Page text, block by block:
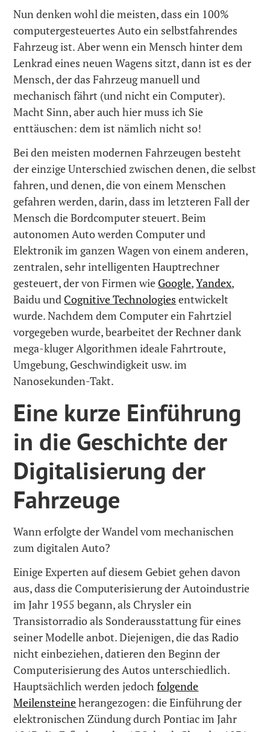
Nun denken wohl die meisten, dass ein 100%
computergesteuertes Auto ein selbstfahrendes
Fahrzeug ist. Aber wenn ein Mensch hinter dem
Lenkrad eines neuen Wagens sitzt, dann ist es der
Mensch, der das Fahrzeug manuell und
mechanisch fährt (und nicht ein Computer).
Macht Sinn, aber auch hier muss ich Sie
enttäuschen: dem ist nämlich nicht so!
Bei den meisten modernen Fahrzeugen besteht
der einzige Unterschied zwischen denen, die selbst
fahren, und denen, die von einem Menschen
gefahren werden, darin, dass im letzteren Fall der
Mensch die Bordcomputer steuert. Beim
autonomen Auto werden Computer und
Elektronik im ganzen Wagen von einem anderen,
zentralen, sehr intelligenten Hauptrechner
gesteuert, der von Firmen wie Google,Yandex,
Baidu und Cognitive Technologies entwickelt
wurde. Nachdem dem Computer ein Fahrtziel
vorgegeben wurde, bearbeitet der Rechner dank
mega-kluger Algorithmen ideale Fahrtroute,
Umgebung, Geschwindigkeit usw. im
Nanosekunden-Takt.
Eine kurze Einführung
in die Geschichte der
Digitalisierung der
Fahrzeuge
Wann erfolgte der Wandel vom mechanischen
zum digitalen Auto?
Einige Experten auf diesem Gebiet gehen davon
aus, dass die Computerisierung der Autoindustrie
im Jahr 1955 begann, als Chrysler ein
Transistorradio als Sonderausstattung für eines
seiner Modelle anbot. Diejenigen, die das Radio
nicht einbeziehen, datieren den Beginn der
Computerisierung des Autos unterschiedlich.
Hauptsächlich werden jedochfolgende
Meilensteineherangezogen: die Einführung der
elektronischen Zündung durch Pontiac im Jahr